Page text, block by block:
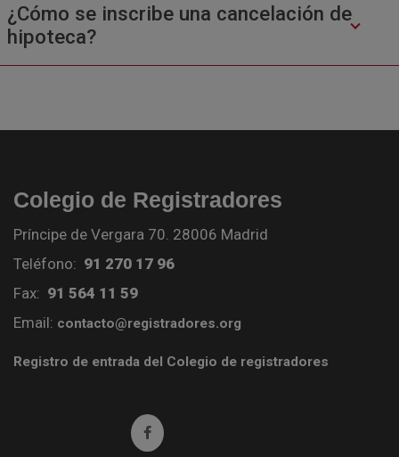
¿Cómo se inscribe una cancelación de
hipoteca?
Colegio de Registradores
Príncipe de Vergara 70. 28006 Madrid
Teléfono: 91 270 17 96
Fax: 91 564 11 59
Email: contacto@registradores.org
Registro de entrada del Colegio de registradores
Ir a facebook (abre en ventana nueva)